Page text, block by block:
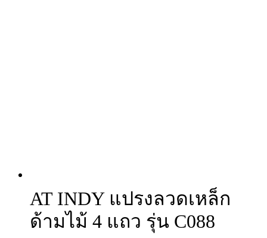
AT INDY แปรงลวดเหล็ก
ด้ามไม้ 4 แถว รุ่น C088